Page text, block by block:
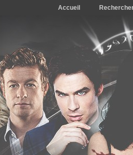
Accueil